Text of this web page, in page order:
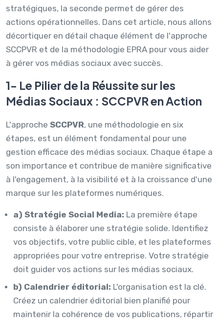
stratégiques, la seconde permet de gérer des
actions opérationnelles. Dans cet article, nous allons
décortiquer en détail chaque élément de l'approche
SCCPVR et de la méthodologie EPRA pour vous aider
à gérer vos médias sociaux avec succès.
1- Le Pilier de la Réussite sur les
Médias Sociaux : SCCPVRen Action
L'approche SCCPVR, une méthodologie en six
étapes, est un élément fondamental pour une
gestion efficace des médias sociaux. Chaque étape a
son importance et contribue de manière significative
à l'engagement, à la visibilité et à la croissance d'une
marque sur les plateformes numériques.
a) Stratégie Social Media: La première étape
consiste à élaborer une stratégie solide. Identifiez
vos objectifs, votre public cible, et les plateformes
appropriées pour votre entreprise. Votre stratégie
doit guider vos actions sur les médias sociaux.
b) Calendrier éditorial: L'organisation est la clé.
Créez un calendrier éditorial bien planifié pour
maintenir la cohérence de vos publications, répartir